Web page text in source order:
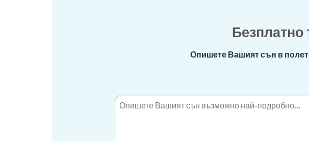
Опишете Вашият сън в